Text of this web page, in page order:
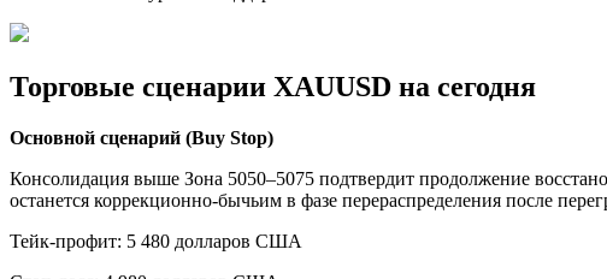
Торговые сценарии XAUUSD на сегодня
Основной сценарий (Buy Stop)
Консолидация выше Зона 5050–5075 подтвердит продолжение
останется коррекционно-бычьим в фазе перераспределения после
Тейк-профит: 5 480 долларов США